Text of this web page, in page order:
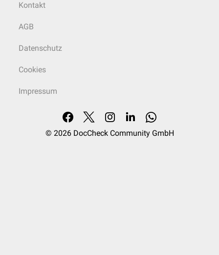
Kontakt
AGB
Datenschutz
Cookies
Impressum
© 2026 DocCheck Community GmbH